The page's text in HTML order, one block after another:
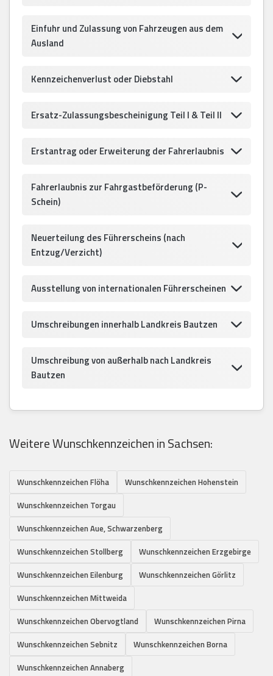
Einfuhr und Zulassung von Fahrzeugen aus dem
Ausland
Kennzeichenverlust oder Diebstahl
Ersatz-Zulassungsbescheinigung Teil I & Teil II
Erstantrag oder Erweiterung der Fahrerlaubnis
Fahrerlaubnis zur Fahrgastbeförderung (P-
Schein)
Neuerteilung des Führerscheins (nach
Entzug/Verzicht)
Ausstellung von internationalen Führerscheinen
Umschreibungen innerhalb Landkreis Bautzen
Umschreibung von außerhalb nach Landkreis
Bautzen
Weitere Wunschkennzeichen in Sachsen:
Wunschkennzeichen Flöha
Wunschkennzeichen Hohenstein
Wunschkennzeichen Torgau
Wunschkennzeichen Aue, Schwarzenberg
Wunschkennzeichen Stollberg
Wunschkennzeichen Erzgebirge
Wunschkennzeichen Eilenburg
Wunschkennzeichen Görlitz
Wunschkennzeichen Mittweida
Wunschkennzeichen Obervogtland
Wunschkennzeichen Pirna
Wunschkennzeichen Sebnitz
Wunschkennzeichen Borna
Wunschkennzeichen Annaberg